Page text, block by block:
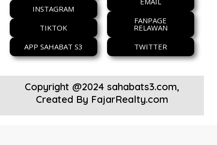
INSTAGRAM
TIKTOK
APP SAHABAT S3
FANPAGE
RELAWAN
TWITTER
Copyright @2024 sahabats3.com,
Created By FajarRealty.com